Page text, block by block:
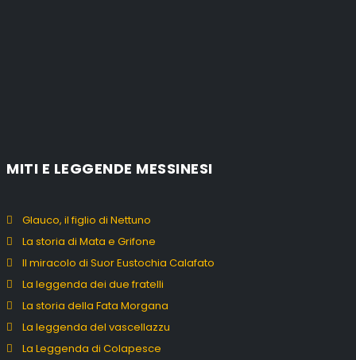
MITI E LEGGENDE MESSINESI
Glauco, il figlio di Nettuno
La storia di Mata e Grifone
Il miracolo di Suor Eustochia Calafato
La leggenda dei due fratelli
La storia della Fata Morgana
La leggenda del vascellazzu
La Leggenda di Colapesce